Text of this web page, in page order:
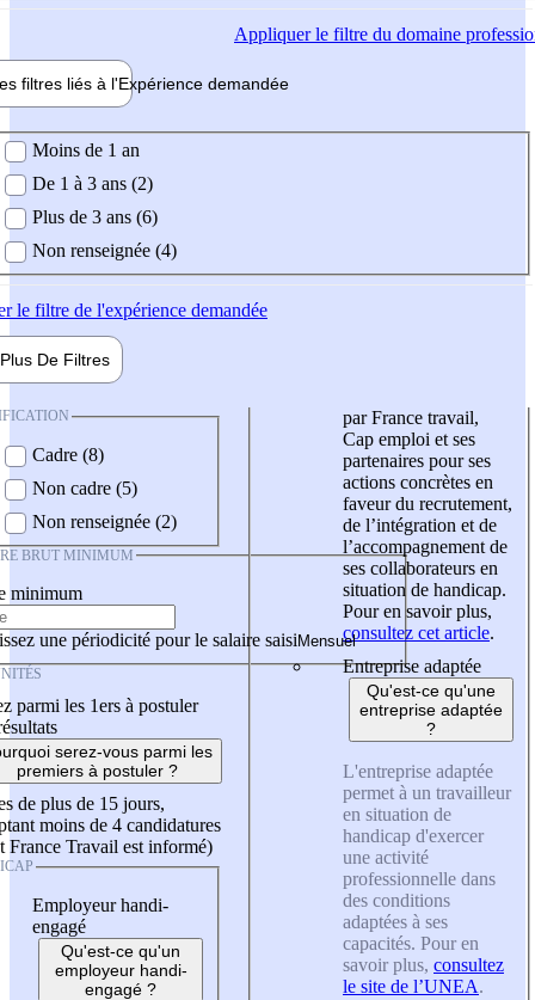
Appliquerle filtre du domaine
filtres liés à l'Expérience demandée
demandée
Moins de 1 an
De 1 à 3 ans (2)
Plus de 3 ans (6)
Non renseignée (4)
le filtre de l'expérience demandée
Plus De Filtres
Cadre (8)
Non cadre (5)
Non renseignée (2)
BRUT MINIMUM
minimum
une périodicité pour le salaire saisi
parmi les 1ers à postuler
serez-vous parmi les
premiers à postuler ?
de plus de 15 jours,
moins de 4 candidatures
France Travail est informé)
Employeur handi-
engagé
Qu'est-ce qu'un
employeur handi-
engagé ?
par France travail,
Cap emploi et ses
partenaires pour ses
actions concrètes en
faveur du recrutement,
de l’intégration et de
l’accompagnement de
ses collaborateurs en
situation de handicap.
Pour en savoir plus,
consultez cet article.
Entreprise adaptée
Qu'est-ce qu'une
entreprise adaptée
?
L'entreprise adaptée
permet à un travailleur
en situation de
handicap d'exercer
une activité
professionnelle dans
des conditions
adaptées à ses
capacités. Pour en
savoir plus, consultez
le site de l’UNEA.